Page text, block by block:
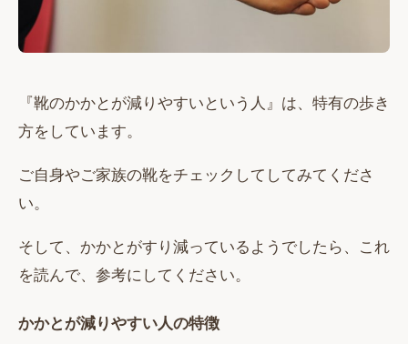
『靴のかかとが減りやすいという人』は、特有の歩き
方をしています。
ご自身やご家族の靴をチェックしてしてみてくださ
い。
そして、かかとがすり減っているようでしたら、これ
を読んで、参考にしてください。
かかとが減りやすい人の特徴